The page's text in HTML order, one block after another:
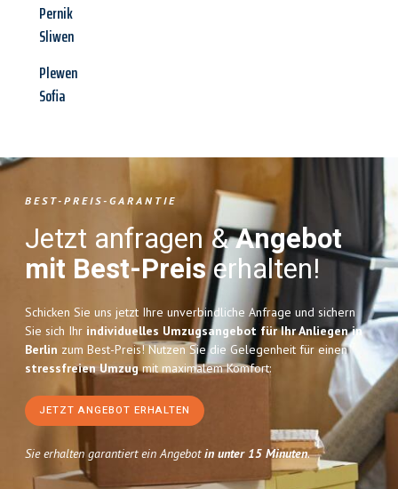
Pernik
Sliwen
Plewen
Sofia
BEST-PREIS-GARANTIE
Jetzt anfragen &Angebot
mit Best-Preiserhalten!
Schicken Sie uns jetzt Ihre unverbindliche Anfrage und sichern
Sie sich Ihr individuelles Umzugsangebot für Ihr Anliegen in
Berlin zum Best-Preis! Nutzen Sie die Gelegenheit für einen
stressfreien Umzugmit maximalem Komfort:
JETZT ANGEBOT ERHALTEN
Sie erhalten garantiert ein Angebotin unter 15 Minuten.